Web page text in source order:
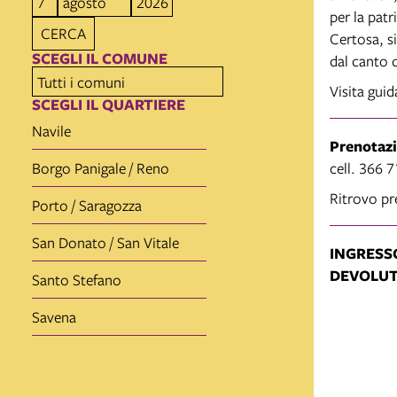
CERCA
SCEGLI IL COMUNE
SCEGLI IL QUARTIERE
Navile
Borgo Panigale / Reno
Porto / Saragozza
San Donato / San Vitale
Santo Stefano
Savena
per la
Certosa,
dal canto
Visita
cell. 366
Ritrovo